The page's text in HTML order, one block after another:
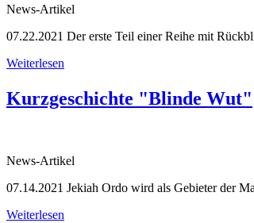
News-Artikel
07.22.2021 Der erste Teil einer Reihe mit
Weiterlesen
Kurzgeschichte "Blinde Wut"
News-Artikel
07.14.2021 Jekiah Ordo wird als Gebieter der
Weiterlesen